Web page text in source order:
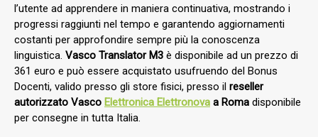
l’utente ad apprendere in maniera continuativa, mostrando i
progressi raggiunti nel tempo e garantendo aggiornamenti
costanti per approfondire sempre più la conoscenza
linguistica. Vasco Translator M3 è disponibile ad un prezzo di
361 euro e può essere acquistato usufruendo del Bonus
Docenti, valido presso gli store fisici, presso il reseller
autorizzato Vasco Elettronica Elettronova a Roma disponibile
per consegne in tutta Italia.